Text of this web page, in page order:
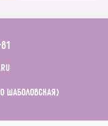
Шаболовская)